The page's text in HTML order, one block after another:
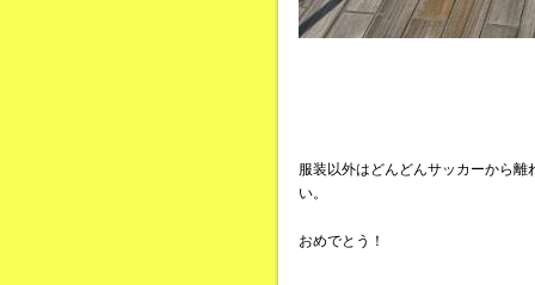
服装以外はどんどんサッカーから
い。
おめでとう！